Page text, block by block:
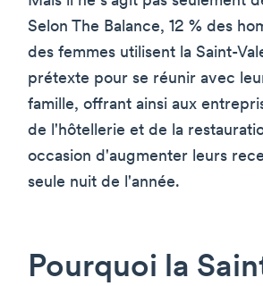
Selon The Balance, 12 % des
des femmes utilisent la Saint-
prétexte pour se réunir avec
famille, offrant ainsi aux
de l'hôtellerie et de la
occasion d'augmenter leurs
seule nuit de l'année.
Pourquoi la